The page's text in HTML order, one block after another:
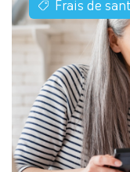
Frais de